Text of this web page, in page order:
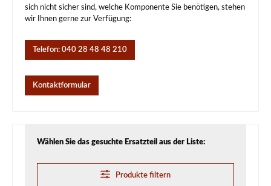
sich nicht sicher sind, welche Komponente Sie benötigen, stehen
wir Ihnen gerne zur Verfügung:
Telefon: 040 28 48 48 210
Kontaktformular
Wählen Sie das gesuchte Ersatzteil aus der Liste:
Produkte filtern